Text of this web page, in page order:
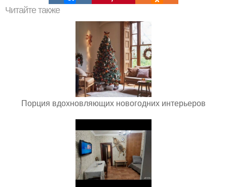
Читайте также
Порция вдохновляющих новогодних интерьеров